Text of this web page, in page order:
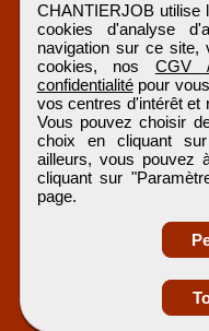
CHANTIERJOB utilise
cookies d'analyse
navigation sur ce site,
cookies, nos CGV
confidentialitépour
vos centres d'intérêt et
Vous pouvez choisir
choix en cliquant
ailleurs, vous pouvez
cliquant sur
page.